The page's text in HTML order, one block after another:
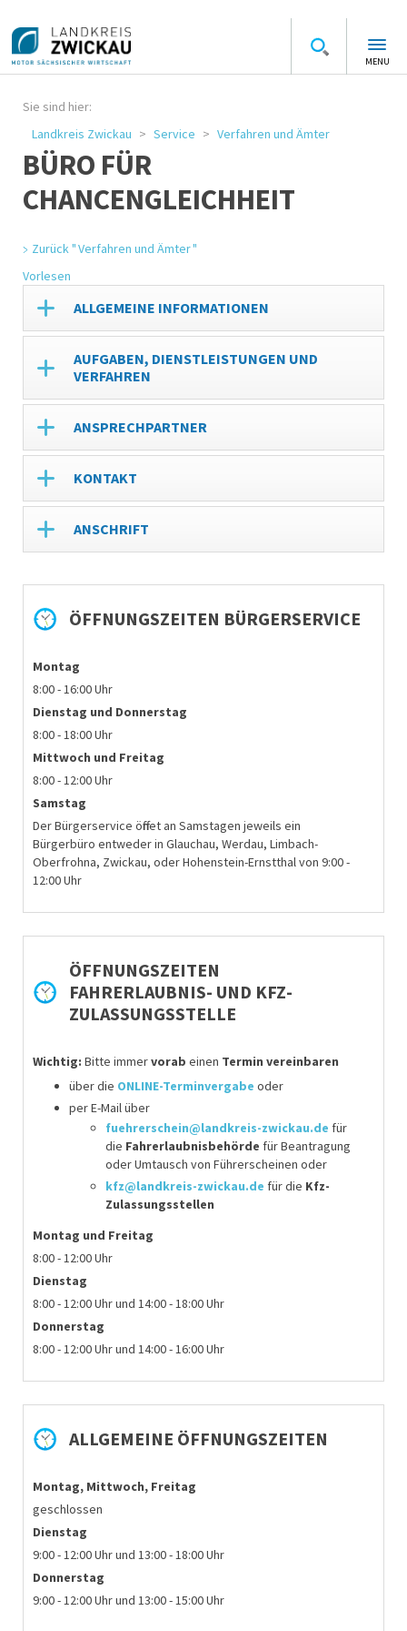
MENU
Sie sind hier:
Landkreis Zwickau
Service Verfahren und Ämter
BÜRO FÜR
CHANCENGLEICHHEIT
Zurück " Verfahren und Ämter "
Vorlesen
ALLGEMEINE INFORMATIONEN
AUFGABEN, DIENSTLEISTUNGEN UND
VERFAHREN
ANSPRECHPARTNER
KONTAKT
ANSCHRIFT
ÖFFNUNGSZEITEN BÜRGERSERVICE
Montag
8:00 - 16:00 Uhr
Dienstag und Donnerstag
8:00 - 18:00 Uhr
Mittwoch und Freitag
8:00 - 12:00 Uhr
Samstag
Der Bürgerservice öffnet an Samstagen jeweils ein
Bürgerbüro entweder in Glauchau, Werdau, Limbach-
Oberfrohna, Zwickau, oder Hohenstein-Ernstthal von 9:00 -
12:00 Uhr
ÖFFNUNGSZEITEN
FAHRERLAUBNIS- UND KFZ-
ZULASSUNGSSTELLE
Wichtig: Bitte immervorab einen Termin vereinbaren
über die ONLINE-Terminvergabe oder
per E-Mail über
fuehrerschein@landkreis-zwickau.de für
die Fahrerlaubnisbehörde fürBeantragung
oder Umtausch von Führerscheinen oder
kfz@landkreis-zwickau.de für die Kfz-
Zulassungsstellen
Montag und Freitag
8:00 - 12:00 Uhr
Dienstag
8:00 - 12:00 Uhr und 14:00 - 18:00 Uhr
Donnerstag
8:00 - 12:00 Uhr und 14:00 - 16:00 Uhr
ALLGEMEINE ÖFFNUNGSZEITEN
Montag, Mittwoch, Freitag
geschlossen
Dienstag
9:00 - 12:00 Uhr und 13:00 - 18:00 Uhr
Donnerstag
9:00 - 12:00 Uhr und 13:00 - 15:00 Uhr